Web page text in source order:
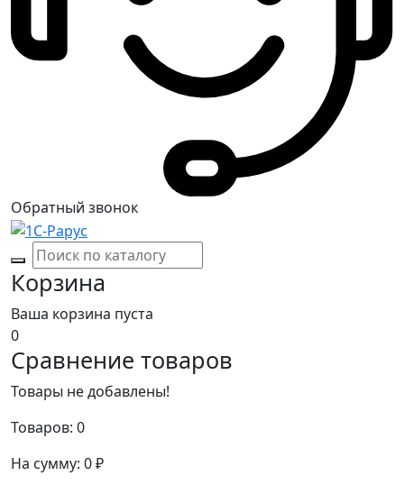
Обратный звонок
Корзина
Ваша корзина пуста
0
Сравнение товаров
Товары не добавлены!
Товаров: 0
На сумму: 0₽